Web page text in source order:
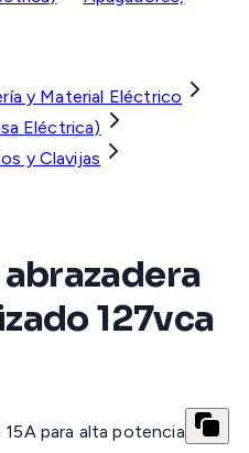
y Material Eléctrico
Eléctrica)
y Clavijas
127vca
para alta potencia